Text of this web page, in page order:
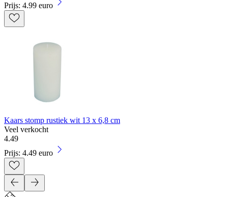
Prijs: 4.99 euro
Kaars stomp rustiek wit 13 x 6,8 cm
Veel verkocht
4.49
Prijs: 4.49 euro